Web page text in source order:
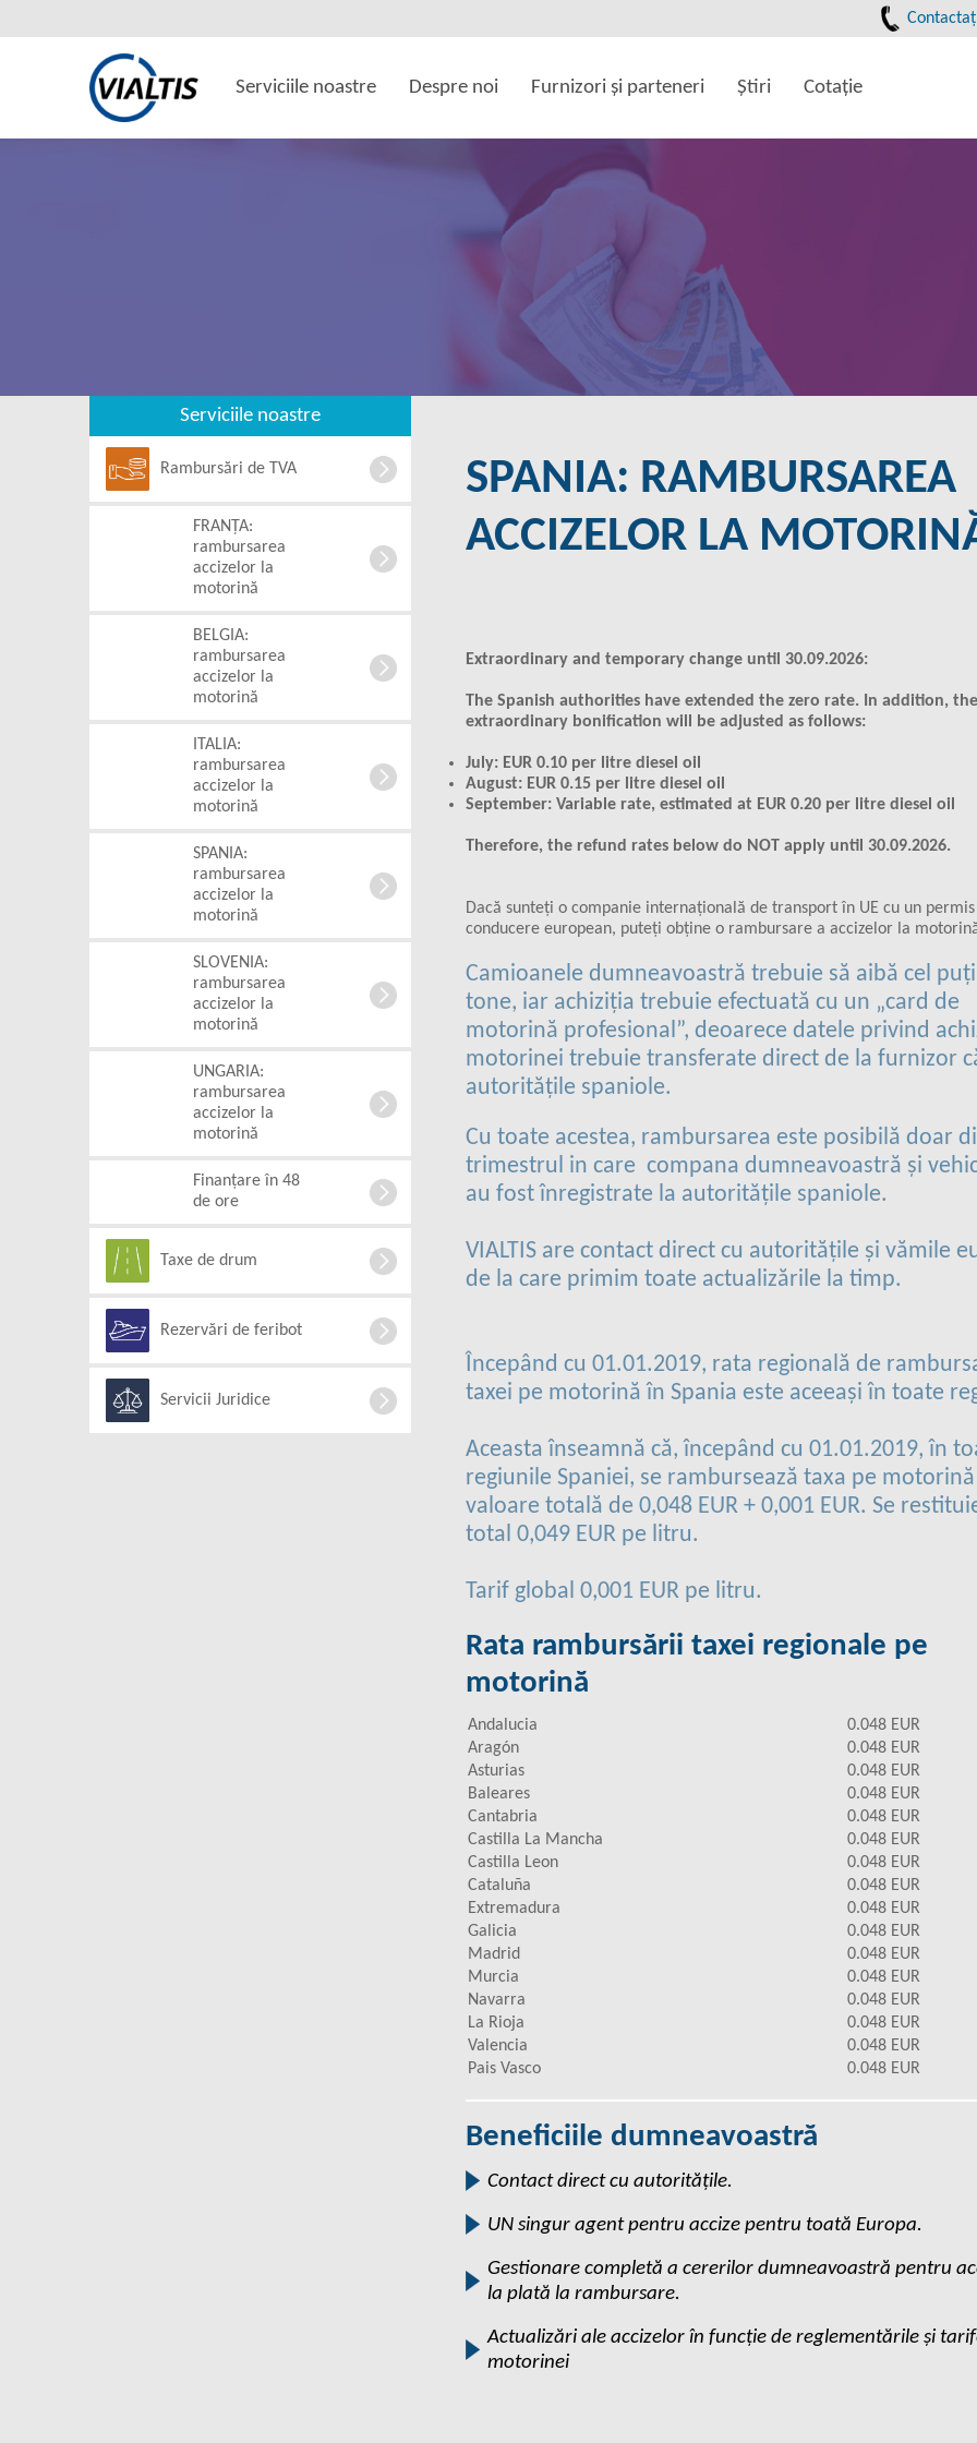
Serviciile noastre Despre noi Furnizori şi parteneri Ştiri Cotaţie
Serviciile noastre
Rambursări de TVA
FRANȚA:
rambursarea
accizelor la
motorină
BELGIA:
rambursarea
accizelor la
motorină
ITALIA:
rambursarea
accizelor la
motorină
SPANIA:
rambursarea
accizelor la
motorină
SLOVENIA:
rambursarea
accizelor la
motorină
UNGARIA:
rambursarea
accizelor la
motorină
Finanțare în 48
de ore
Taxe de drum
Rezervări de feribot
Servicii Juridice
SPANIA: RAMBURSAREA
ACCIZELOR LA
Extraordinary and temporary change until 30.09.2026:
The Spanish authorities have extended the zero rate. In addition, the
extraordinary bonification will be adjusted as follows:
July: EUR 0.10 per litre diesel oil
August: EUR 0.15 per litre diesel oil
September: Variable rate, estimated at EUR 0.20 per litre diesel oil
Therefore, the refund rates below do NOT apply until 30.09.2026.
Dacă sunteți o companie internațională de transport în UE cu un
conducere european, puteți obține o rambursare a accizelor la
Camioanele dumneavoastră trebuie să aibă cel
tone, iar achiziția trebuie efectuată cu un „card de
motorină profesional”, deoarece datele privind
motorinei trebuie transferate direct de la furnizor
autoritățile spaniole.
Cu toate acestea, rambursarea este posibilă doar
trimestrul in care compana dumneavoastră și
au fost înregistrate la autoritățile spaniole.
VIALTIS are contact direct cu autoritățile și vămile
de la care primim toate actualizările la timp.
Începând cu 01.01.2019, rata regională de
taxei pe motorină în Spania este aceeași în toate
Aceasta înseamnă că, începând cu 01.01.2019, în
regiunile Spaniei, se rambursează taxa pe
valoare totală de 0,048 EUR + 0,001 EUR. Se
total 0,049 EUR pe litru.
Tarif global 0,001 EUR pe litru.
Rata rambursării taxei regionale pe
motorină
Andalucia
0.048 EUR
Aragón
0.048 EUR
Asturias
0.048 EUR
Baleares
0.048 EUR
Cantabria
0.048 EUR
Castilla La Mancha
0.048 EUR
Castilla Leon
0.048 EUR
Cataluña
0.048 EUR
Extremadura
0.048 EUR
Galicia
0.048 EUR
Madrid
0.048 EUR
Murcia
0.048 EUR
Navarra
0.048 EUR
La Rioja
0.048 EUR
Valencia
0.048 EUR
Pais Vasco
0.048 EUR
Beneficiile dumneavoastră
Contact direct cu autoritățile.
UN singur agent pentru accize pentru toată Europa.
Gestionare completă a cererilor dumneavoastră pentru
la plată la rambursare.
Actualizări ale accizelor în funcție de reglementările și
motorinei